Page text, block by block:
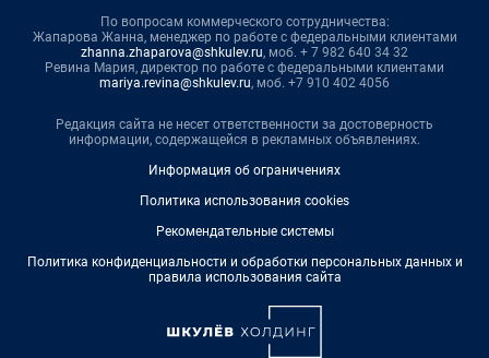
По вопросам коммерческого сотрудничества:
Жапарова Жанна, менеджер по работе с федеральными клиентами
zhanna.zhaparova@shkulev.ru, моб. + 7 982 640 34 32
Ревина Мария, директор по работе с федеральными клиентами
mariya.revina@shkulev.ru, моб. +7 910 402 4056
Редакция сайта не несет ответственности за достоверность
информации, содержащейся в рекламных объявлениях.
Информация об ограничениях
Политика использования cookies
Рекомендательные системы
Политика конфиденциальности и обработки персональных данных и
правила использования сайта